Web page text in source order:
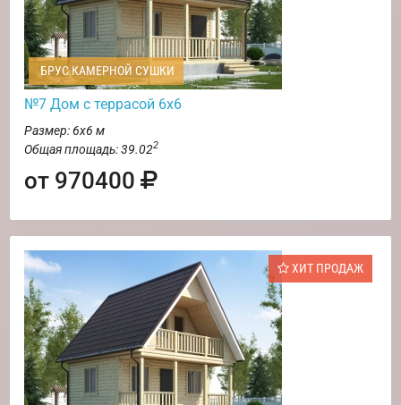
БРУС КАМЕРНОЙ СУШКИ
№7 Дом с террасой 6х6
Размер: 6х6 м
Общая площадь: 39.022
от 970400
ХИТ ПРОДАЖ